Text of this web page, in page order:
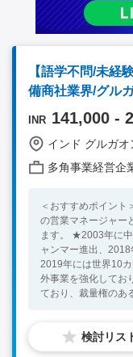
【語学不問/未経
備商社業界/グルガ
INR 141,000 -
インド グルガ
多角事業経営企
＜おすすめポイン
の営業マネージャー
ます。 ★2003年に
ャンマー進出、2018
2019年には世界10
外事業を強化してお
ており、裁量権のあ
業務内容： ◇日系
アコン、コンプレ
ただきます。 ◇主に
検討リス